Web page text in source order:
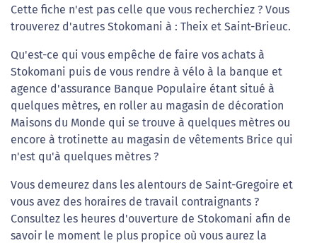
Cette fiche n'est pas celle que vous recherchiez ? Vous
trouverez d'autres Stokomani à : Theix et Saint-Brieuc.
Qu'est-ce qui vous empêche de faire vos achats à
Stokomani puis de vous rendre à vélo à la banque et
agence d'assurance Banque Populaire étant situé à
quelques mètres, en roller au magasin de décoration
Maisons du Monde qui se trouve à quelques mètres ou
encore à trotinette au magasin de vêtements Brice qui
n'est qu'à quelques mètres ?
Vous demeurez dans les alentours de Saint-Gregoire et
vous avez des horaires de travail contraignants ?
Consultez les heures d'ouverture de Stokomani afin de
savoir le moment le plus propice où vous aurez la